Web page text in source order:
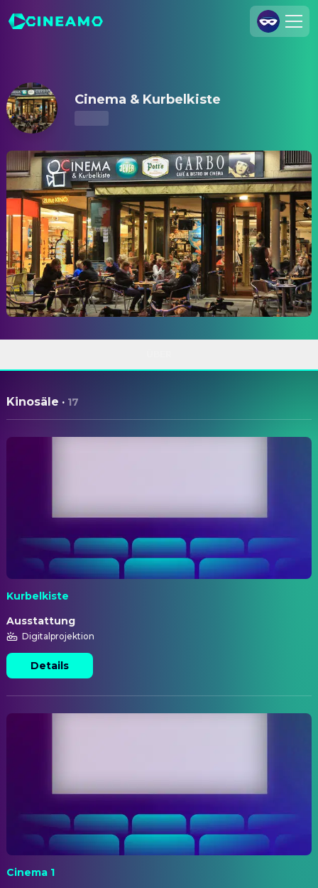
Impressum
Datenschutzerklärung
Datenschutzeinstellungen
Cinema & Kurbelkiste
Kinosäle · 17
Kurbelkiste
Ausstattung
Digitalprojektion
Details
Cinema 1